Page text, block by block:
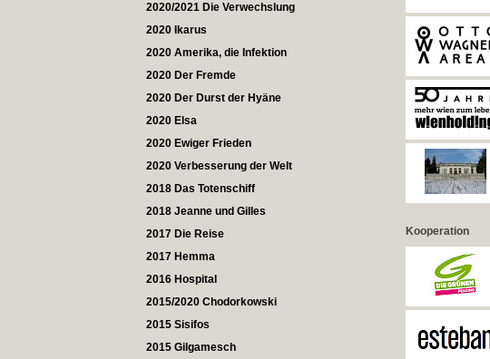
2020/2021 Die Verwechslung
2020 Ikarus
2020 Amerika, die Infektion
2020 Der Fremde
2020 Der Durst der Hyäne
2020 Elsa
2020 Ewiger Frieden
2020 Verbesserung der Welt
2018 Das Totenschiff
2018 Jeanne und Gilles
2017 Die Reise
2017 Hemma
2016 Hospital
2015/2020 Chodorkowski
2015 Sisifos
2015 Gilgamesch
Kooperation